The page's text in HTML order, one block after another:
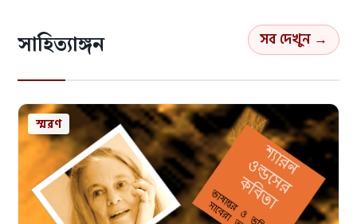
সাহিত্যাঙ্গন সব দেখুন →
স্মরণ